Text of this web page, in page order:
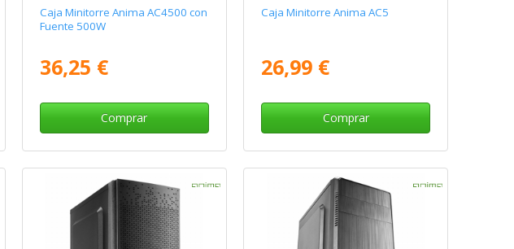
Caja Minitorre Anima AC4500 con
Fuente 500W
36,25 €
Comprar
Caja Minitorre Anima AC5
26,99 €
Comprar